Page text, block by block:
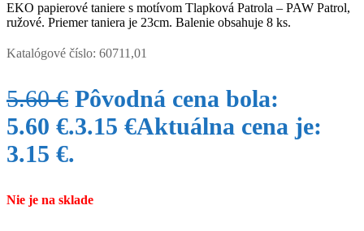
EKO papierové taniere s motívom Tlapková Patrola – PAW Patrol,
ružové. Priemer taniera je 23cm. Balenie obsahuje 8 ks.
Katalógové číslo: 60711,01
5.60€ Pôvodná cena bola:
5.60 €.3.15 €Aktuálna cena je:
3.15 €.
Nie je na sklade